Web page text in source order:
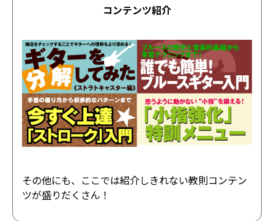
コンテンツ紹介
その他にも、ここでは紹介しきれない教則コンテン
ツが盛りだくさん！